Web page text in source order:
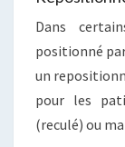
Dans
positionné
un
pour les
(reculé) ou